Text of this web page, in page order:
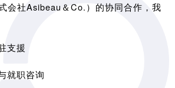
会社Asibeau＆Co.）的协同合作，我
支援
就职咨询